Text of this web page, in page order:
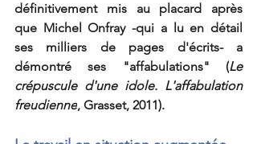
définitivement mis au placard après
que Michel Onfray -qui a lu en détail
ses milliers de pages d'écrits- a
démontré ses "affabulations" (Le
crépuscule d'une idole. L'affabulation
freudienne, Grasset, 2011).